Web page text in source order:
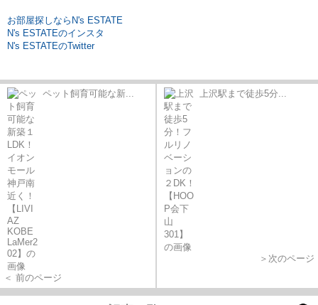
お部屋探しならN's ESTATE
N's ESTATEのインスタ
N's ESTATEのTwitter
ペット飼育可能な新...
＜ 前のページ
上沢駅まで徒歩5分...
＞次のページ